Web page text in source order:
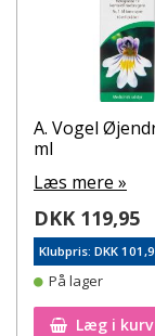
A. Vogel
ml
Læs mere »
DKK 119,95
Klubpris: DKK
På lager
Læg i kurv